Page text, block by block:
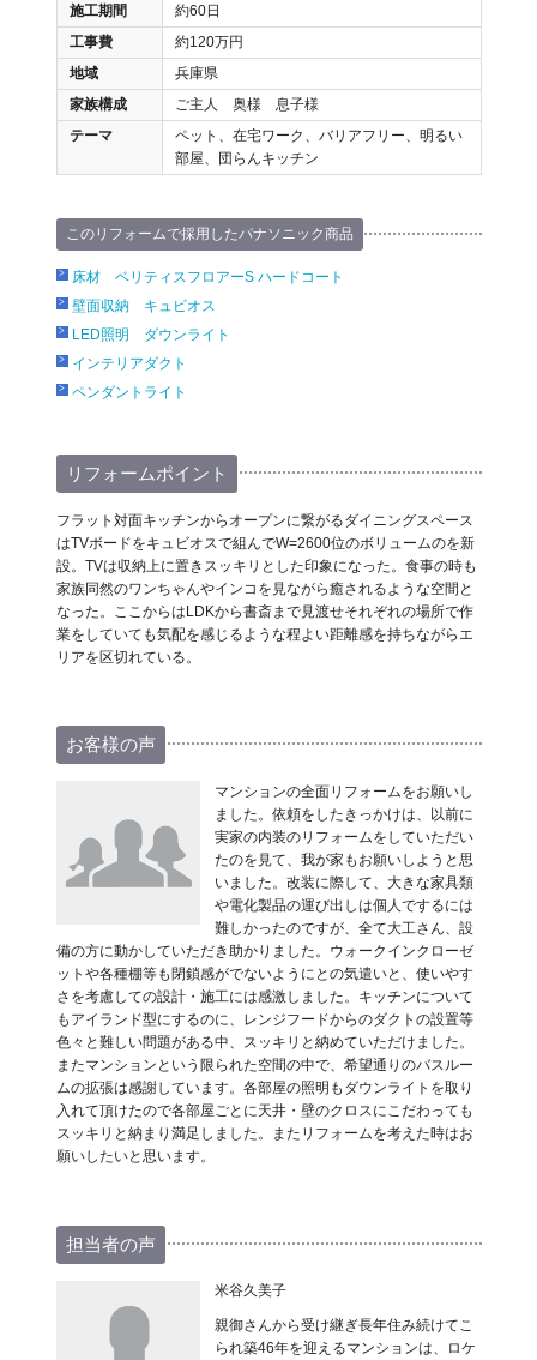
施工期間
約60日
工事費
約120万円
地域
兵庫県
家族構成
ご主人 奥様 息子様
テーマ
ペット、在宅ワーク、バリアフリー、明るい
部屋、団らんキッチン
このリフォームで採用したパナソニック商品
床材 ベリティスフロアーS ハードコート
壁面収納 キュビオス
LED照明 ダウンライト
インテリアダクト
ペンダントライト
リフォームポイント
フラット対面キッチンからオープンに繋がるダイニングスペース
はTVボードをキュビオスで組んでW=2600位のボリュームのを新
設。TVは収納上に置きスッキリとした印象になった。食事の時も
家族同然のワンちゃんやインコを見ながら癒されるような空間と
なった。ここからはLDKから書斎まで見渡せそれぞれの場所で作
業をしていても気配を感じるような程よい距離感を持ちながらエ
リアを区切れている。
お客様の声
マンションの全面リフォームをお願いし
ました。依頼をしたきっかけは、以前に
実家の内装のリフォームをしていただい
たのを見て、我が家もお願いしようと思
いました。改装に際して、大きな家具類
や電化製品の運び出しは個人でするには
難しかったのですが、全て大工さん、設
備の方に動かしていただき助かりました。ウォークインクローゼ
ットや各種棚等も閉鎖感がでないようにとの気遣いと、使いやす
さを考慮しての設計・施工には感激しました。キッチンについて
もアイランド型にするのに、レンジフードからのダクトの設置等
色々と難しい問題がある中、スッキリと納めていただけました。
またマンションという限られた空間の中で、希望通りのバスルー
ムの拡張は感謝しています。各部屋の照明もダウンライトを取り
入れて頂けたので各部屋ごとに天井・壁のクロスにこだわっても
スッキリと納まり満足しました。またリフォームを考えた時はお
願いしたいと思います。
担当者の声
米谷久美子
親御さんから受け継ぎ長年住み続けてこ
られ築46年を迎えるマンションは、ロケ